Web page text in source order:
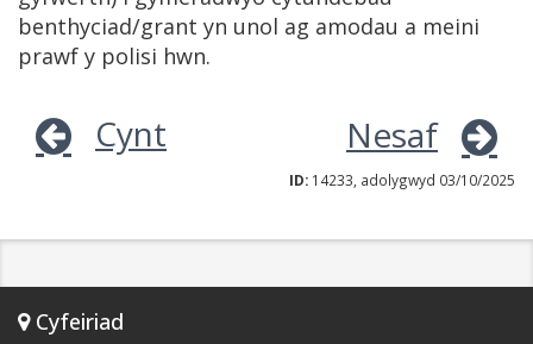
benthyciad/grant yn unol ag amodau a meini
prawf y polisi hwn.
Cynt Nesaf
ID: 14233, adolygwyd 03/10/2025
Cyfeiriad